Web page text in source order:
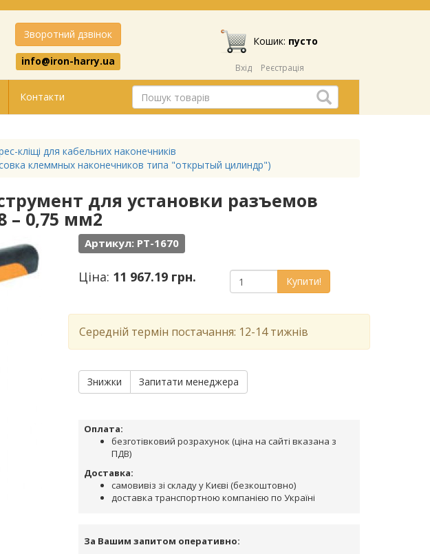
Зворотний дзвінок
info@iron-harry.ua
Кошик: пусто
Вхід Реєстрація
Контакти
кліщі для кабельних наконечників
клеммных наконечников типа "открытый цилиндр")
для установки разъемов
– 0,75 мм2
Артикул: PT-1670
Ціна: 11 967.19 грн. Купити!
Середній термін постачання: 12-14 тижнів
Знижки Запитати менеджера
Оплата:
безготівковий розрахунок (ціна на сайті вказана з
ПДВ)
Доставка:
самовивіз зі складу у Києві (безкоштовно)
доставка транспортною компанією по Україні
За Вашим запитом оперативно: